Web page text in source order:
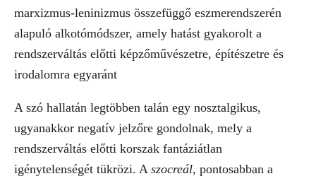
marxizmus-leninizmus összefüggő eszmerendszerén
alapuló alkotómódszer, amely hatást gyakorolt a
rendszerváltás előtti képzőművészetre, építészetre és
irodalomra egyaránt
A szó hallatán legtöbben talán egy nosztalgikus,
ugyanakkor negatív jelzőre gondolnak, mely a
rendszerváltás előtti korszak fantáziátlan
igénytelenségét tükrözi. A szocreál, pontosabban a